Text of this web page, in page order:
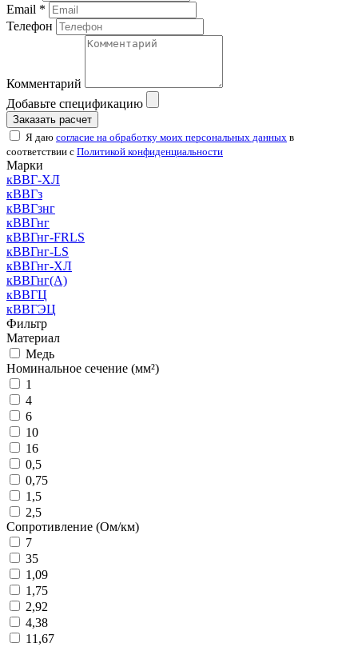
Email *
Телефон
Комментарий
Добавьте спецификацию
Заказать расчет
Я даю согласие на обработку моих персональных данных в
соответствии с Политикой конфиденциальности
Марки
кВВГ-ХЛ
кВВГз
кВВГзнг
кВВГнг
кВВГнг-FRLS
кВВГнг-LS
кВВГнг-ХЛ
кВВГнг(А)
кВВГЦ
кВВГЭЦ
Фильтр
Материал
Медь
Номинальное сечение (мм²)
1
4
6
10
16
0,5
0,75
1,5
2,5
Сопротивление (Ом/км)
7
35
1,09
1,75
2,92
4,38
11,67